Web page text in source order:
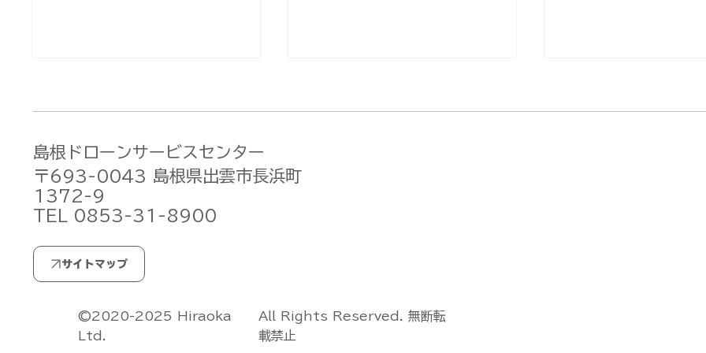
無人航空機操縦士試験の合格
発表【ドローン国家ライセン
ス(資格)】(2026/7/29)
©2020-2025 Hiraoka
Ltd.
All Rights Reserved. 無断転
載禁止
島根ドローンサービスセンター
〒693-0043 島根県出雲市長浜町
1372-9
TEL 0853-31-8900